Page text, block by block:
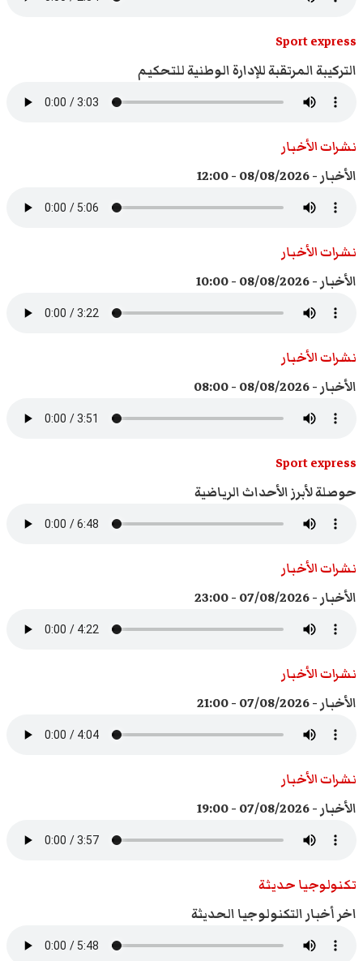
Sport express
التركيبة المرتقبة للإدارة الوطنية للتحكيم
نشرات الأخبار
الأخبار - 08/08/2026 - 12:00
نشرات الأخبار
الأخبار - 08/08/2026 - 10:00
نشرات الأخبار
الأخبار - 08/08/2026 - 08:00
Sport express
حوصلة لأبرز الأحداث الرياضية
نشرات الأخبار
الأخبار - 07/08/2026 - 23:00
نشرات الأخبار
الأخبار - 07/08/2026 - 21:00
نشرات الأخبار
الأخبار - 07/08/2026 - 19:00
تكنولوجيا حديثة
اخر أخبار التكنولوجيا الحديثة